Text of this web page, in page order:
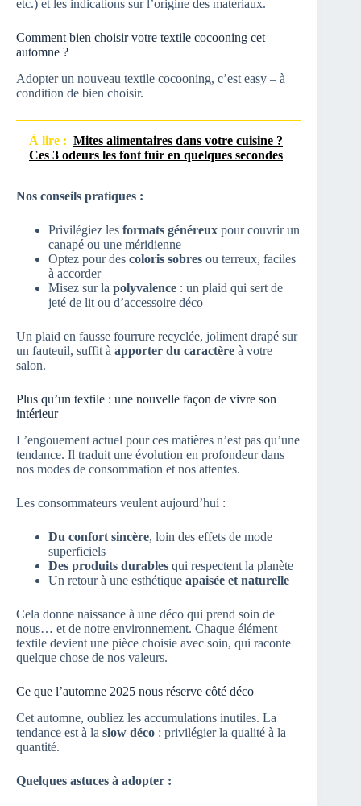
etc.) et les indications sur l’origine des matériaux.
Comment bien choisir votre textile cocooning cet
automne ?
Adopter un nouveau textile cocooning, c’est easy – à
condition de bien choisir.
À lire : Mites alimentaires dans votre cuisine ?
Ces 3 odeurs les font fuir en quelques secondes
Nos conseils pratiques :
Privilégiez les formats généreux pour couvrir un
canapé ou une méridienne
Optez pour des coloris sobres ou terreux, faciles
à accorder
Misez sur la polyvalence : un plaid qui sert de
jeté de lit ou d’accessoire déco
Un plaid en fausse fourrure recyclée, joliment drapé sur
un fauteuil, suffit à apporter du caractère à votre
salon.
Plus qu’un textile : une nouvelle façon de vivre son
intérieur
L’engouement actuel pour ces matières n’est pas qu’une
tendance. Il traduit une évolution en profondeur dans
nos modes de consommation et nos attentes.
Les consommateurs veulent aujourd’hui :
Du confort sincère, loin des effets de mode
superficiels
Des produits durables qui respectent la planète
Un retour à une esthétique apaisée et naturelle
Cela donne naissance à une déco qui prend soin de
nous… et de notre environnement. Chaque élément
textile devient une pièce choisie avec soin, qui raconte
quelque chose de nos valeurs.
Ce que l’automne 2025 nous réserve côté déco
Cet automne, oubliez les accumulations inutiles. La
tendance est à la slow déco : privilégier la qualité à la
quantité.
Quelques astuces à adopter :